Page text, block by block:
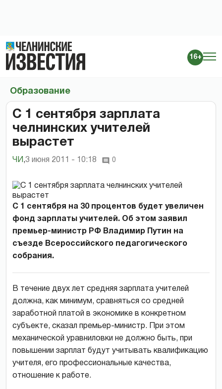
16+
Образование
С 1 сентября зарплата
челнинских учителей
вырастет
ЧИ ,3 июня 2011 - 10:18 0
С 1 сентября на 30 процентов будет увеличен
фонд зарплаты учителей. Об этом заявил
премьер-министр РФ Владимир Путин на
съезде Всероссийского педагогического
собрания.
В течение двух лет средняя зарплата учителей
должна, как минимум, сравняться со средней
заработной платой в экономике в конкретном
субъекте, сказал премьер-министр. При этом
механической уравниловки не должно быть, при
повышении зарплат будут учитывать квалификацию
учителя, его профессиональные качества,
отношение к работе.